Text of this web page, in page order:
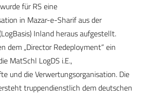
für RS eine
in Mazar-e-Sharif aus der
Inland heraus aufgestellt.
dem „Director Redeployment“ ein
MatSchl LogDS i.E.,
und die Verwertungsorganisation. Die
truppendienstlich dem deutschen